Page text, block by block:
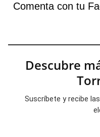
Comenta con tu
Descubre
Suscríbete y recibe